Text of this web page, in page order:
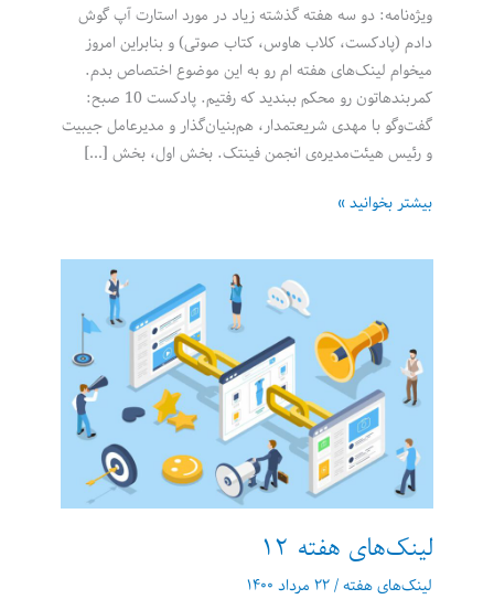
ویژه‌نامه: دو سه هفته گذشته زیاد در مورد استارت آپ گوش
دادم (پادکست، کلاب هاوس، کتاب صوتی) و بنابراین امروز
میخوام لینک‌های هفته ام رو به این موضوع اختصاص بدم.
کمربندهاتون رو محکم ببندید که رفتیم. پادکست 10 صبح:
گفت‌وگو با مهدی شریعتمدار، هم‌بنیان‌گذار و مدیرعامل جیبیت
و رئیس هیئت‌مدیره‌ی انجمن فینتک. بخش اول، بخش […]
لینک‌های
13:
آپی
بیشتر بخوانید »
لینک‌های هفته 12
لینک‌های هفته/۲۲ مرداد ۱۴۰۰